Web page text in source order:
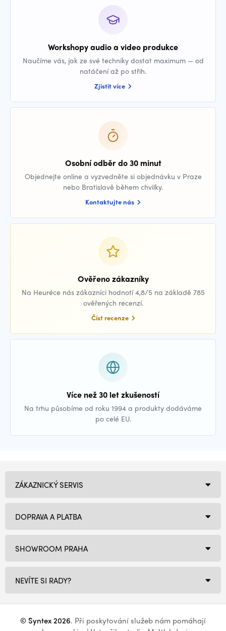
Workshopy audio a video produkce
Naučíme vás, jak ze své techniky dostat maximum — od
natáčení až po střih.
Zjistit více
Osobní odběr do 30 minut
Objednejte online a vyzvedněte si objednávku v Praze
nebo Bratislavě během chvilky.
Kontaktujte nás
Ověřeno zákazníky
Na Heuréce nás zákazníci hodnotí 4,8/5 na základě 785
ověřených recenzí.
Číst recenze
Více než 30 let zkušeností
Na trhu působíme od roku 1994 a produkty dodáváme
po celé EU.
SHOWROOM PRAHA
NEVÍTE SI RADY?
ZÁKAZNICKÝ SERVIS
DOPRAVA A PLATBA
© Syntex 2026. Při poskytování služeb nám pomáhají